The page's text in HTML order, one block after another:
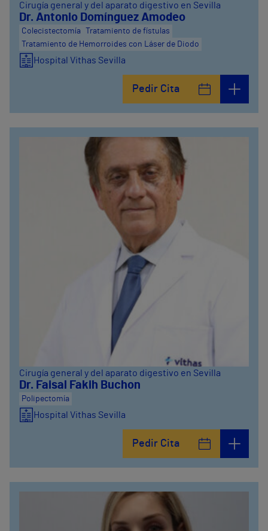
Cirugía general y del aparato digestivo en Sevilla
Dr. Antonio Domínguez Amodeo
Colecistectomía
Tratamiento de fístulas
Tratamiento de Hemorroides con Láser de Diodo
Hospital Vithas Sevilla
Pedir Cita
Cirugía general y del aparato digestivo en Sevilla
Dr. Faisal Fakih Buchon
Polipectomía
Hospital Vithas Sevilla
Pedir Cita